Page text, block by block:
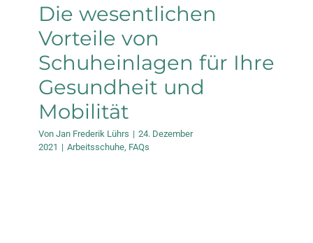
Mein Konto
Shop
Die wesentlichen
Vorteile von
Schuheinlagen für Ihre
Gesundheit und
Mobilität
Von Jan Frederik Lührs | 24. Dezember
2021 | Arbeitsschuhe FAQs